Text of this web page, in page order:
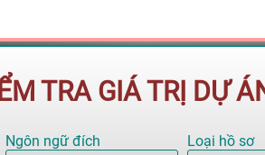
TRA GIÁ TRỊ DỰ
Ngôn ngữ đích Loại hồ sơ